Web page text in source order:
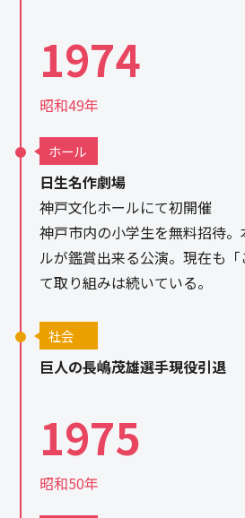
1974
昭和49年
ホール
日生名作劇場
神戸文化ホールにて初開催
神戸市内の小学生を無料招待
ルが鑑賞出来る公演。現在も
て取り組みは続いている。
社会
巨人の長嶋茂雄選手現役引退
1975
昭和50年